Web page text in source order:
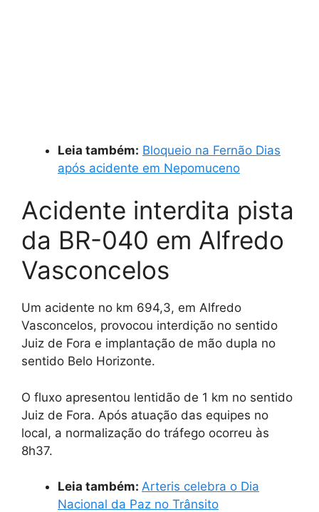
Leia também: Bloqueio na Fernão Dias
após acidente em Nepomuceno
Acidente interdita pista
da BR-040 em Alfredo
Vasconcelos
Um acidente no km 694,3, em Alfredo
Vasconcelos, provocou interdição no sentido
Juiz de Fora e implantação de mão dupla no
sentido Belo Horizonte.
O fluxo apresentou lentidão de 1 km no sentido
Juiz de Fora. Após atuação das equipes no
local, a normalização do tráfego ocorreu às
8h37.
Leia também: Arteris celebra o Dia
Nacional da Paz no Trânsito